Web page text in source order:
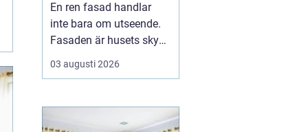
En ren fasad handlar
inte bara om utseende.
Fasaden är husets skydd
mot regn, vind, avgaser
och påväxt som alger
och påväxt får fäste
börjar materialen slitas
03 augusti 2026